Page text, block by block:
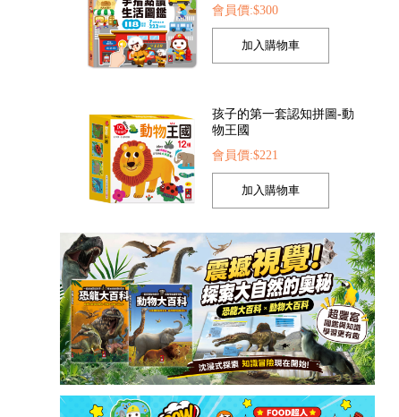
會員價:$221
我準備好上幼兒園了-我愛
幼兒園
會員價:$221